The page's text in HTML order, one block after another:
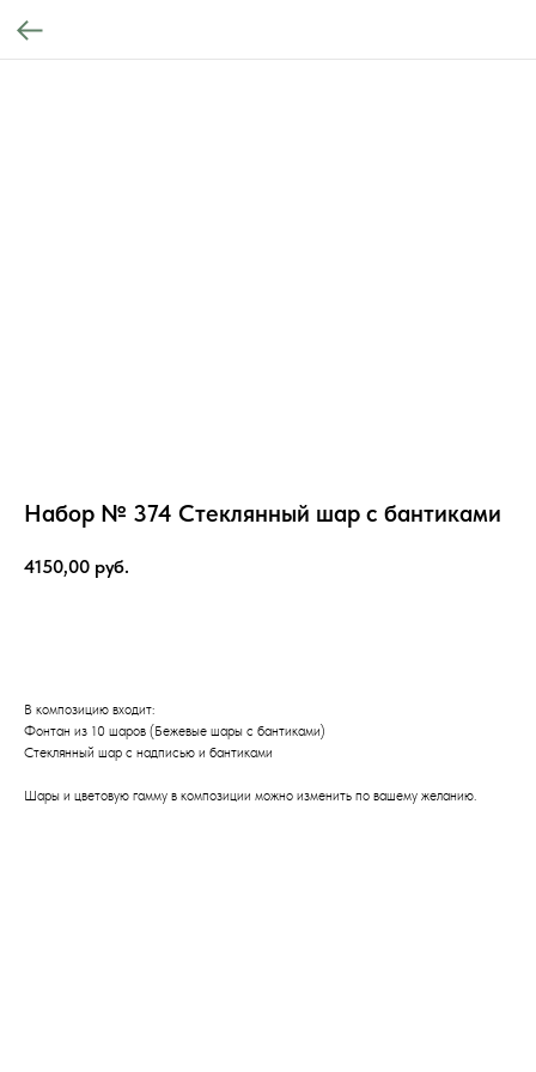
Набор № 374 Стеклянный шар с бантиками
4150,00 руб.
В композицию входит:
Фонтан из 10 шаров (Бежевые шары с бантиками)
Стеклянный шар с надписью и бантиками
Шары и цветовую гамму в композиции можно изменить по вашему желанию.